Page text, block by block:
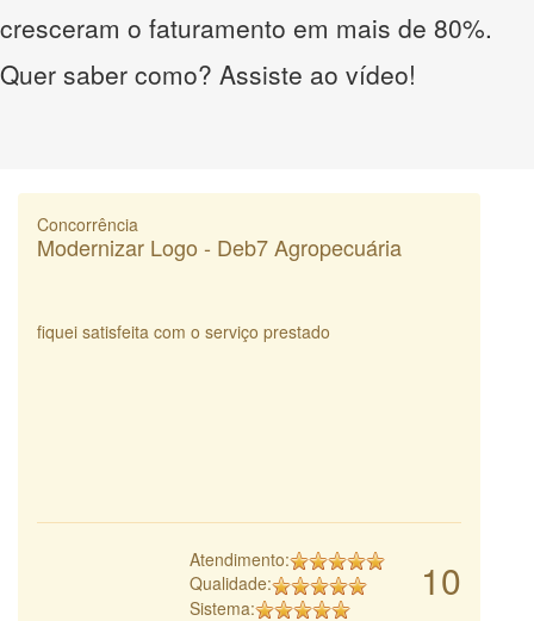
cresceram o faturamento em mais de 80%.
Quer saber como? Assiste ao vídeo!
Concorrência
Modernizar Logo - Deb7 Agropecuária
fiquei satisfeita com o serviço prestado
10
Atendimento:
Qualidade:
Sistema: